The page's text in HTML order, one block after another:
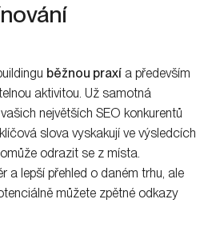
běžnou praxí a především
aktivitou. Už samotná
největších SEO konkurentů
slova vyskakují ve výsledcích
odrazit se z místa.
a lepší přehled o daném trhu, ale
můžete zpětné odkazy